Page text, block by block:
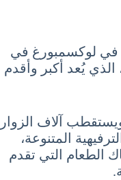
في لوكسمبورغ في
يُعد أكبر وأقدم
آلاف الزوار
المتنوعة،
الطعام التي تقدم